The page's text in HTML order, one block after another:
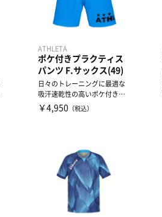
ATHLETA
ポケ付きプラクティス
パンツ F.サックス(49)
日々のトレーニングに最適な
吸汗速乾性の高いポケ付きプ
ラクティスパンツ
￥4,950 （税込）